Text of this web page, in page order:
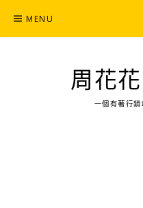
content
MENU
周花
一個有著行